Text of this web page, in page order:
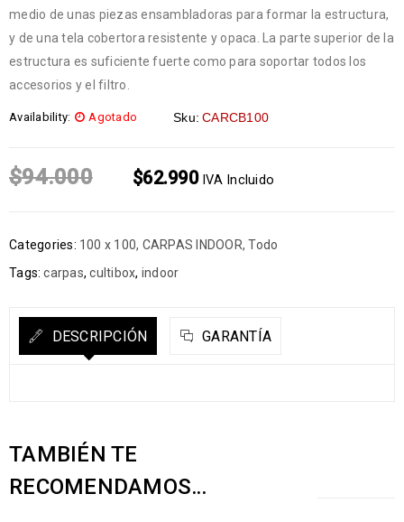
medio de unas piezas ensambladoras para formar la estructura,
y de una tela cobertora resistente y opaca. La parte superior de la
estructura es suficiente fuerte como para soportar todos los
accesorios y el filtro.
Availability: Agotado Sku: CARCB100
$94.000 $62.990 IVA Incluido
Categories: 100 x 100, CARPAS INDOOR,Todo
Tags: carpas,cultibox, indoor
DESCRIPCIÓN GARANTÍA
TAMBIÉN TE
RECOMENDAMOS…